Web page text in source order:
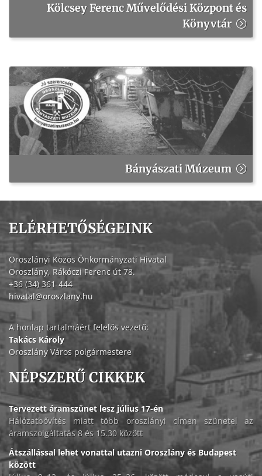
Kölcsey Ferenc Művelődési Központ és
Könyvtár
Bányászati Múzeum
ELÉRHETŐSÉGEINK
Oroszlányi Közös Önkormányzati Hivatal
Oroszlány, Rákóczi Ferenc út 78.
+36 (34) 361-444
hivatal@oroszlany.hu
A honlap tartalmáért felelős vezető:
Takács Károly
Oroszlány Város polgármestere
NÉPSZERŰ CIKKEK
Tervezett áramszünet lesz július 17-én
Hálózatbővítés miatt több oroszlányi címen szünetel az
áramszolgáltatás 8 és 15.30 között
Átszállással lehet vonattal utazni Oroszlány és Budapest
között